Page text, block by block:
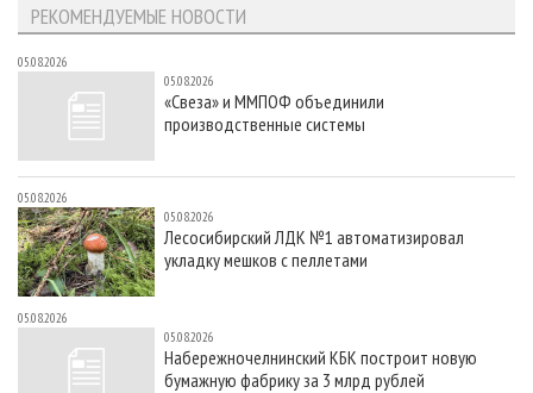
РЕКОМЕНДУЕМЫЕ НОВОСТИ
05.08.2026
05.08.2026
«Свеза» и ММПОФ объединили
производственные системы
05.08.2026
05.08.2026
Лесосибирский ЛДК №1 автоматизировал
укладку мешков с пеллетами
05.08.2026
05.08.2026
Набережночелнинский КБК построит новую
бумажную фабрику за 3 млрд рублей